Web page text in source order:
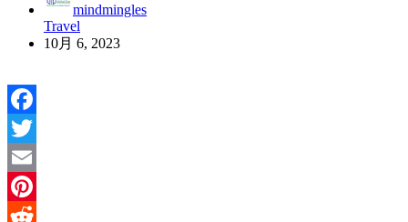
mindmingles
Travel
10月 6, 2023
Facebook
Twitter
Email
Pinterest